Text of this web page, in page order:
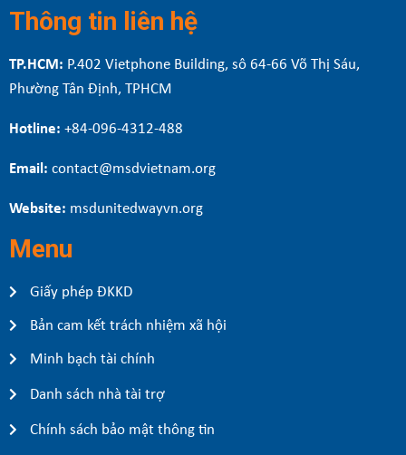
Thông tin liên hệ
TP.HCM: P.402 Vietphone Building, sô 64-66 Võ Thị Sáu,
Phường Tân Định, TPHCM
Hotline: +84-096-4312-488
Email: contact@msdvietnam.org
Website: msdunitedwayvn.org
Menu
Giấy phép ĐKKD
Bản cam kết trách nhiệm xã hội
Minh bạch tài chính
Danh sách nhà tài trợ
Chính sách bảo mật thông tin